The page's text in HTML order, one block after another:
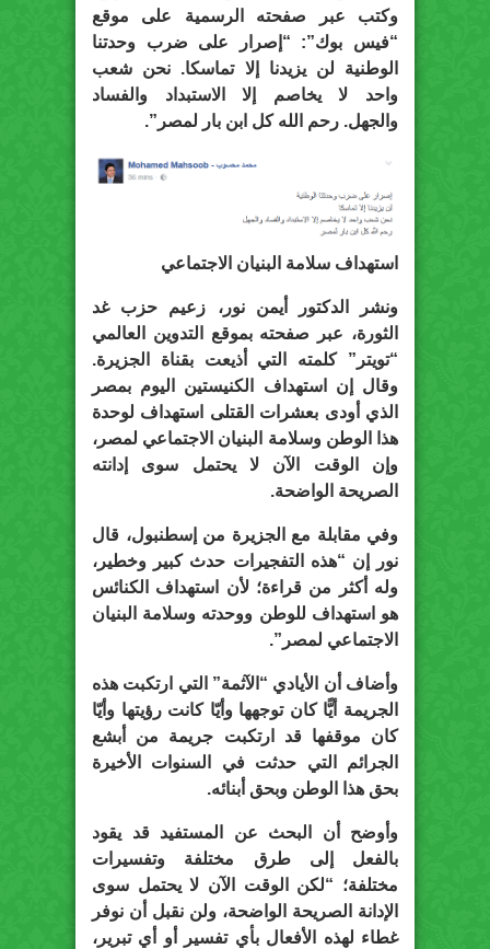
وكتب عبر صفحته الرسمية على موقع
“فيس بوك”: “إصرار على ضرب وحدتنا
الوطنية لن يزيدنا إلا تماسكا. نحن شعب
واحد لا يخاصم إلا الاستبداد والفساد
والجهل. رحم الله كل ابن بار لمصر”.
استهداف سلامة البنيان الاجتماعي
ونشر الدكتور أيمن نور، زعيم حزب غد
الثورة، عبر صفحته بموقع التدوين العالمي
“تويتر” كلمته التي أذيعت بقناة الجزيرة.
وقال إن استهداف الكنيستين اليوم بمصر
الذي أودى بعشرات القتلى استهداف لوحدة
هذا الوطن وسلامة البنيان الاجتماعي لمصر،
وإن الوقت الآن لا يحتمل سوى إدانته
الصريحة الواضحة.
وفي مقابلة مع الجزيرة من إسطنبول، قال
نور إن “هذه التفجيرات حدث كبير وخطير،
وله أكثر من قراءة؛ لأن استهداف الكنائس
هو استهداف للوطن ووحدته وسلامة البنيان
الاجتماعي لمصر”.
وأضاف أن الأيادي “الآثمة” التي ارتكبت هذه
الجريمة أيًّا كان توجهها وأيّا كانت رؤيتها وأيّا
كان موقفها قد ارتكبت جريمة من أبشع
الجرائم التي حدثت في السنوات الأخيرة
بحق هذا الوطن وبحق أبنائه.
وأوضح أن البحث عن المستفيد قد يقود
بالفعل إلى طرق مختلفة وتفسيرات
مختلفة؛ “لكن الوقت الآن لا يحتمل سوى
الإدانة الصريحة الواضحة، ولن نقبل أن نوفر
غطاء لهذه الأفعال بأي تفسير أو أي تبرير،